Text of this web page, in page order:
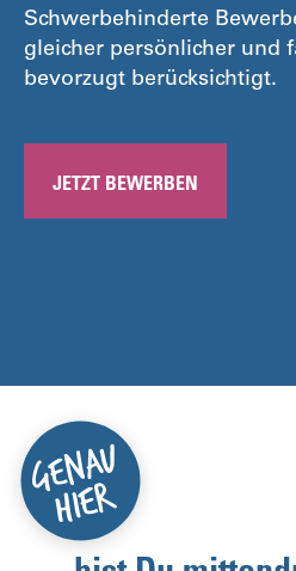
Schwerbehinderte
gleicher persönlicher und
bevorzugt berücksichtigt.
JETZT BEWERBEN